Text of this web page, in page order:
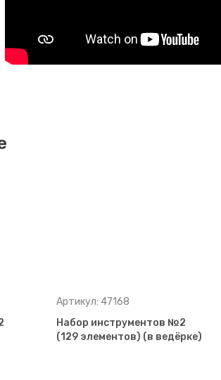
Артикул: 47168
Набор инструментов №2
(129 элементов) (в ведёрке)